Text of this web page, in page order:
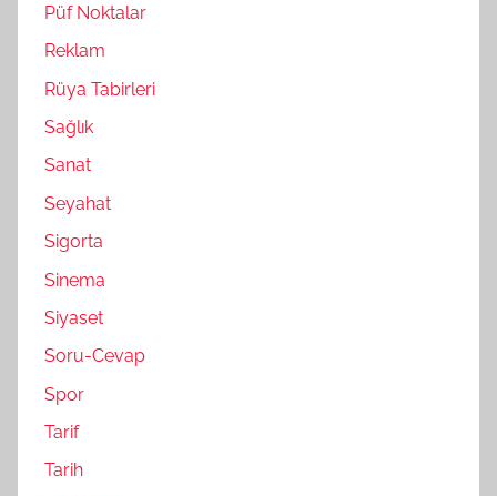
Püf Noktalar
Reklam
Rüya Tabirleri
Sağlık
Sanat
Seyahat
Sigorta
Sinema
Siyaset
Soru-Cevap
Spor
Tarif
Tarih